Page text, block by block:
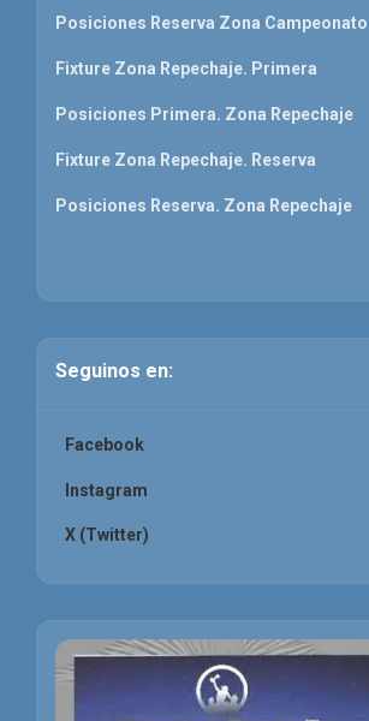
Posiciones Reserva Zona Campeonato
Fixture Zona Repechaje. Primera
Posiciones Primera. Zona Repechaje
Fixture Zona Repechaje. Reserva
Posiciones Reserva. Zona Repechaje
Seguinos en:
Facebook
Instagram
X (Twitter)